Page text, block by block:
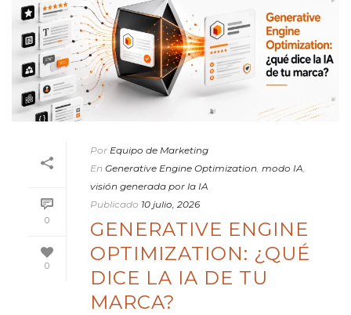
0
0
Por Equipo de Marketing
En Generative Engine Optimization, modo IA,
visión generada por la IA
Publicado 10 julio, 2026
GENERATIVE ENGINE
OPTIMIZATION: ¿QUÉ
DICE LA IA DE TU
MARCA?